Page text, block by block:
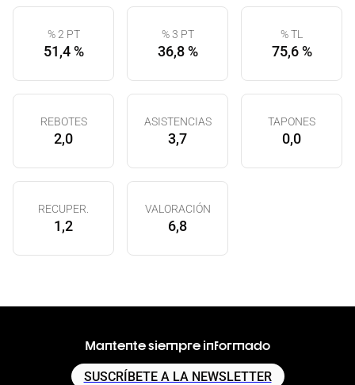
% 2 PT
51,4 %
% 3 PT
36,8 %
% TL
75,6 %
REBOTES
2,0
ASISTENCIAS
3,7
TAPONES
0,0
RECUPER.
1,2
VALORACIÓN
6,8
Mantente siempre informado
SUSCRÍBETE A LA NEWSLETTER